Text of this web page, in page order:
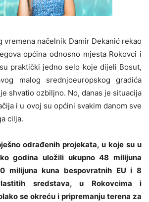
vremena načelnik Damir Dekanić rekao
općina odnosno mjesta Rokovci i
praktički jedno selo koje dijeli Bosut,
malog srednjoeuropskog gradića
shvatio ozbiljno. No, danas je situacija
i u ovoj su općini svakim danom sve
cilja.
odrađenih projekata, u koje su u
godina uložili ukupno 48 milijuna
milijuna kuna bespovratnih EU i 8
sredstava, u Rokovcima i
se okreću i pripremanju terena za